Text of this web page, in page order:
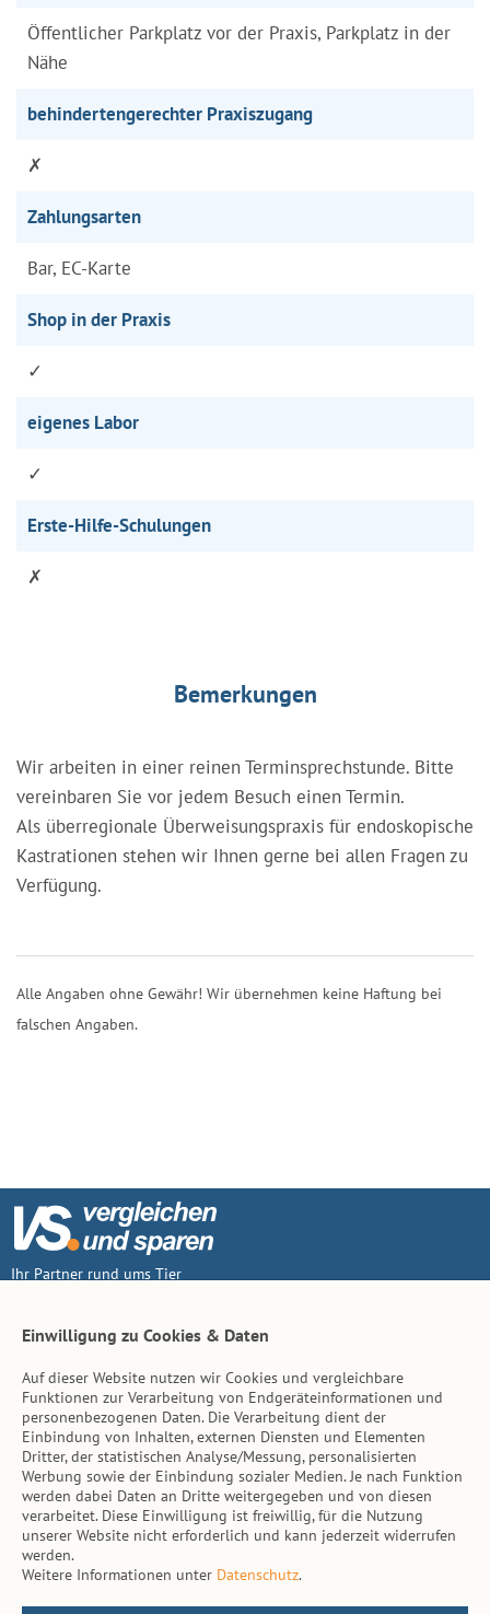
Öffentlicher Parkplatz vor der Praxis, Parkplatz in der
Nähe
behindertengerechter Praxiszugang
✗
Zahlungsarten
Bar, EC-Karte
Shop in der Praxis
✓
eigenes Labor
✓
Erste-Hilfe-Schulungen
✗
Bemerkungen
Wir arbeiten in einer reinen Terminsprechstunde. Bitte
vereinbaren Sie vor jedem Besuch einen Termin.
Als überregionale Überweisungspraxis für endoskopische
Kastrationen stehen wir Ihnen gerne bei allen Fragen zu
Verfügung.
Alle Angaben ohne Gewähr! Wir übernehmen keine Haftung bei
falschen Angaben.
Ihr Partner rund ums Tier
Inhalt
Tierarzt-Suche
Hinweise
AGB
Impressum
Datenschutz
Kontakt
Einwilligung zu Cookies & Daten
Auf dieser Website nutzen wir Cookies und vergleichbare
Funktionen zur Verarbeitung von Endgeräteinformationen und
personenbezogenen Daten. Die Verarbeitung dient der
Einbindung von Inhalten, externen Diensten und Elementen
Dritter, der statistischen Analyse/Messung, personalisierten
Werbung sowie der Einbindung sozialer Medien. Je nach Funktion
werden dabei Daten an Dritte weitergegeben und von diesen
verarbeitet. Diese Einwilligung ist freiwillig, für die Nutzung
unserer Website nicht erforderlich und kann jederzeit widerrufen
werden.
Weitere Informationen unter Datenschutz.